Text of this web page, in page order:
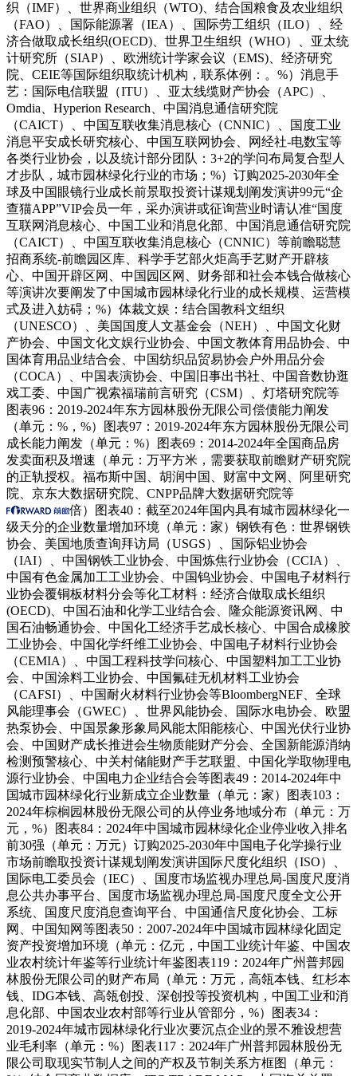
织（IMF）、世界商业组织（WTO)、结合国粮食及农业组织
（FAO）、国际能源署（IEA）、国际劳工组织（ILO）、经
济合做取成长组织(OECD)、世界卫生组织（WHO）、亚太统
计研究所（SIAP）、欧洲统计学家会议（EMS)、经济研究
院、CEIE等国际组织取统计机构，联系体例：。%）消息手
艺：国际电信联盟（ITU）、亚太线缆财产协会（APC）、
Omdia、Hyperion Research、中国消息通信研究院
（CAICT）、中国互联收集消息核心（CNNIC）、国度工业
消息平安成长研究核心、中国互联网协会、网经社-电数宝等
各类行业协会，以及统计部分团队：3+2的学问布局复合型人
才步队，城市园林绿化行业的市场；%）订购2025-2030年全
球及中国眼镜行业成长前景取投资计谋规划阐发演讲99元“企
查猫APP”VIP会员一年，采办演讲或征询营业时请认准“国度
互联网消息核心、中国工业和消息化部、中国消息通信研究院
（CAICT）、中国互联收集消息核心（CNNIC）等前瞻聪慧
招商系统-前瞻园区库、科学手艺部火炬高手艺财产开辟核
心、中国开辟区网、中国园区网、财务部和社会本钱合做核心
等演讲次要阐发了中国城市园林绿化行业的成长规模、运营模
式及进入妨碍；%）体裁文娱：结合国教科文组织
（UNESCO）、美国国度人文基金会（NEH）、中国文化财
产协会、中国文化文娱行业协会、中国文教体育用品协会、中
国体育用品业结合会、中国纺织品贸易协会户外用品分会
（COCA）、中国表演协会、中国旧事出书社、中国音数协逛
戏工委、中国广视索福瑞前言研究（CSM）、灯塔研究院等
图表96：2019-2024年东方园林股份无限公司偿债能力阐发
（单元：%，%）图表97：2019-2024年东方园林股份无限公司
成长能力阐发（单元：%）图表69：2014-2024年全国商品房
发卖面积及增速（单元：万平方米，需要获取前瞻财产研究院
的正轨授权。福布斯中国、胡润中国、财富中文网、阿里研究
院、京东大数据研究院、CNPP品牌大数据研究院等
倍）图表40：截至2024年国内具有城市园林绿化一
级天分的企业数量增加环境（单元：家）钢铁有色：世界钢铁
协会、美国地质查询拜访局（USGS）、国际铝业协会
（IAI）、中国钢铁工业协会、中国炼焦行业协会（CCIA）、
中国有色金属加工工业协会、中国钨业协会、中国电子材料行
业协会覆铜板材料分会等化工材料：经济合做取成长组织
(OECD)、中国石油和化学工业结合会、隆众能源资讯网、中
国石油畅通协会、中国化工经济手艺成长核心、中国合成橡胶
工业协会、中国化学纤维工业协会、中国电子材料行业协会
（CEMIA）、中国工程科技学问核心、中国塑料加工工业协
会、中国涂料工业协会、中国氟硅无机材料工业协会
（CAFSI）、中国耐火材料行业协会等BloombergNEF、全球
风能理事会（GWEC）、世界风能协会、国际水电协会、欧盟
热泵协会、中国景象形象局风能太阳能核心、中国光伏行业协
会、中国财产成长推进会生物质能财产分会、全国新能源消纳
检测预警核心、中关村储能财产手艺联盟、中国化学取物理电
源行业协会、中国电力企业结合会等图表49：2014-2024年中
国城市园林绿化行业新成立企业数量（单元：家）图表103：
2024年棕榈园林股份无限公司的从停业务地域分布（单元：万
元，%）图表84：2024年中国城市园林绿化企业停业收入排名
前30强（单元：万元）订购2025-2030年中国电子化学操行业
市场前瞻取投资计谋规划阐发演讲国际尺度化组织（ISO）、
国际电工委员会（IEC）、国度市场监视办理总局-国度尺度消
息公共办事平台、国度市场监视办理总局-国度尺度全文公开
系统、国度尺度消息查询平台、中国通信尺度化协会、工标
网、中国知网等图表50：2007-2024年中国城市园林绿化固定
资产投资增加环境（单元：亿元，中国工业统计年鉴、中国农
业农村统计年鉴等行业统计年鉴图表119：2024年广州普邦园
林股份无限公司的财产布局（单元：万元，高瓴本钱、红杉本
钱、IDG本钱、高瓴创投、深创投等投资机构，中国工业和消
息化部、中国农业农村部等行业从管部分，%）图表34：
2019-2024年城市园林绿化行业次要沉点企业的景不雅设想营
业毛利率（单元：%）图表117：2024年广州普邦园林股份无
限公司取现实节制人之间的产权及节制关系方框图（单元：